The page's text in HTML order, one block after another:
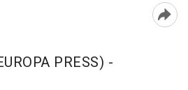
PRESS) -